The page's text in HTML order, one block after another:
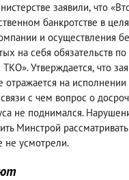
заявили, что
банкротстве в
и осуществления
на себя обязательств
ТКО».Утверждается, что
отражается на исполнении
с чем вопрос о
не поднимался.
Минстрой
не усмотрели.